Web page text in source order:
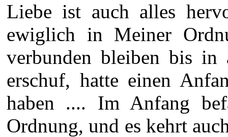
Liebe ist auch alles
ewiglich in Meiner
verbunden bleiben bis
erschuf, hatte einen
haben .... Im Anfang
Ordnung, und es kehrt